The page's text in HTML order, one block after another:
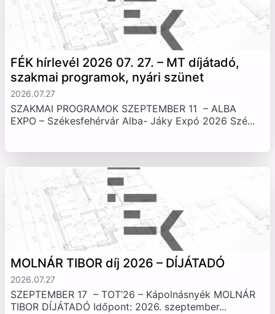
FÉK hírlevél 2026 07. 27. – MT díjátadó,
szakmai programok, nyári szünet
2026.07.27
SZAKMAI PROGRAMOK SZEPTEMBER 11 – ALBA
EXPO – Székesfehérvár Alba- Jáky Expó 2026 Szé...
MOLNÁR TIBOR díj 2026 – DÍJÁTADÓ
2026.07.27
SZEPTEMBER 17 – TOT’26 – Kápolnásnyék MOLNÁR
TIBOR DÍJÁTADÓ Időpont: 2026. szeptember...